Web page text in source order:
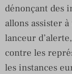
dénonçant des
allons assister
lanceur
contre les
les instances